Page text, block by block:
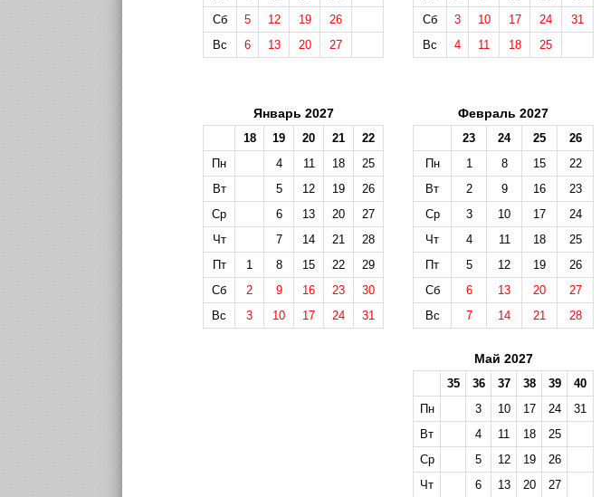
Сб
5 12 19
26
Вс
6 13 20 27
Сб
3 10 17 24
31
Вс
4 11 18 25
Январь 2027
18 19 20 21
22
Пн
4 11 18
25
Вт
5 12 19
26
Ср
6 13 20
27
Чт
7 14 21
28
Пт
1 8 15 22
29
Сб
2 9 16 23
30
Вс
3 10 17 24 31
Февраль 2027
23 24 25
26
Пн
1 8 15
22
Вт
2 9 16
23
Ср
3 10 17
24
Чт
4 11 18
25
Пт
5 12 19
26
Сб
6 13 20
27
Вс
7 14 21 28
Май 2027
35 36 37 38 39
40
Пн
3 10 17 24
31
Вт
4 11 18
25
Ср
5 12 19
26
Чт
6 13 20 27